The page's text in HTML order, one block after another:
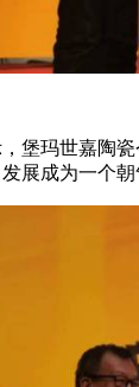
玛世嘉陶瓷
展成为一个